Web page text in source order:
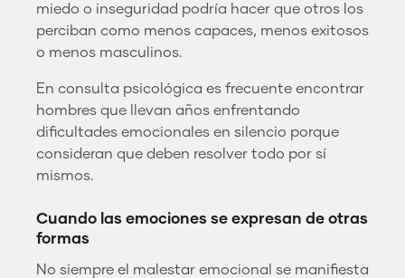
miedo o inseguridad podría hacer que otros los
perciban como menos capaces, menos exitosos
o menos masculinos.
En consulta psicológica es frecuente encontrar
hombres que llevan años enfrentando
dificultades emocionales en silencio porque
consideran que deben resolver todo por sí
mismos.
Cuando las emociones se expresan de otras
formas
No siempre el malestar emocional se manifiesta